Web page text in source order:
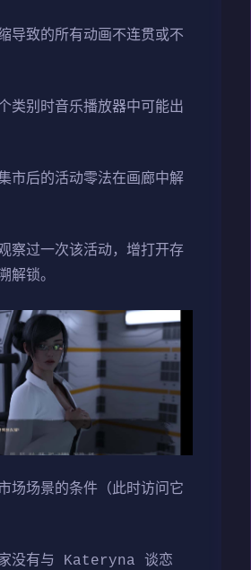
导致的所有动画不连贯或不
类别时音乐播放器中可能出
市后的活动零法在画廊中解
察过一次该活动，增打开存
解锁。
场场景的条件（此时访问它
家没有与 Kateryna 谈恋